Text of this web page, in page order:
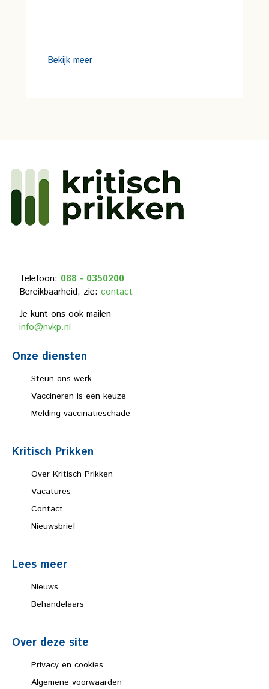
Bekijk meer
Telefoon: 088 - 0350200
Bereikbaarheid, zie: contact
Je kunt ons ook mailen
info@nvkp.nl
Onze diensten
Steun ons werk
Vaccineren is een keuze
Melding vaccinatieschade
Kritisch Prikken
Over Kritisch Prikken
Vacatures
Contact
Nieuwsbrief
Lees meer
Nieuws
Behandelaars
Over deze site
Privacy en cookies
Algemene voorwaarden